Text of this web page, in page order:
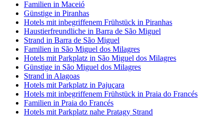
Familien in Maceió
Günstige in Piranhas
Hotels mit inbegriffenem Frühstück in Piranhas
Haustierfreundliche in Barra de São Miguel
Strand in Barra de São Miguel
Familien in São Miguel dos Milagres
Hotels mit Parkplatz in São Miguel dos Milagres
Günstige in São Miguel dos Milagres
Strand in Alagoas
Hotels mit Parkplatz in Pajuçara
Hotels mit inbegriffenem Frühstück in Praia do Francés
Familien in Praia do Francés
Hotels mit Parkplatz nahe Pratagy Strand